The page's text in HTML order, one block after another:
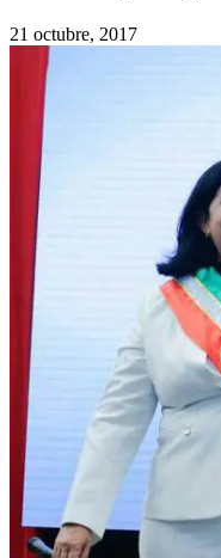
21 octubre, 2017